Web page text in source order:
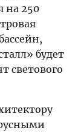
на 250
будет
светового